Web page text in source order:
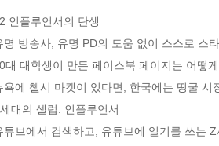
인플루언서의 탄생
명 방송사, 유명 PD의 도움 없이 스스로 스
대 대학생이 만든 페이스북 페이지는 어떻
욕에 첼시 마켓이 있다면, 한국에는 띵굴 시
대의 셀럽: 인플루언서
튜브에서 검색하고, 유튜브에 일기를 쓰는 Z